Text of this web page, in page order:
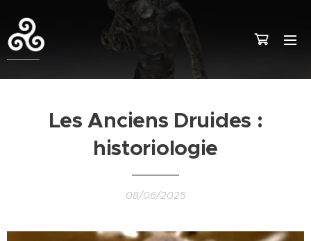
Les Anciens Druides :
historiologie
08/06/2025